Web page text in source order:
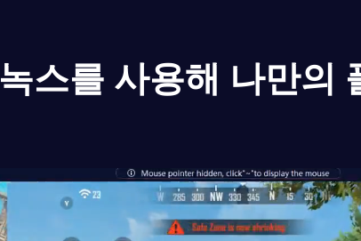
녹스를 사용해 나만의